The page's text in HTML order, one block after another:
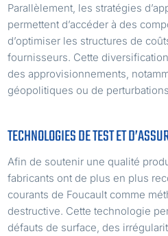
Parallèlement, les stratégies
permettent d’accéder à des
d’optimiser les structures de
fournisseurs. Cette
des approvisionnements,
géopolitiques ou de
TECHNOLOGIES DE TEST ET
Afin de soutenir une qualité
fabricants ont de plus en plus
courants de Foucault comme
destructive. Cette technologie
défauts de surface, des